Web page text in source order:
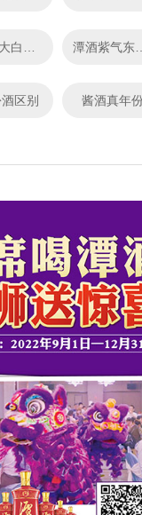
潭酒紫气东来价格
区别 酱酒真年